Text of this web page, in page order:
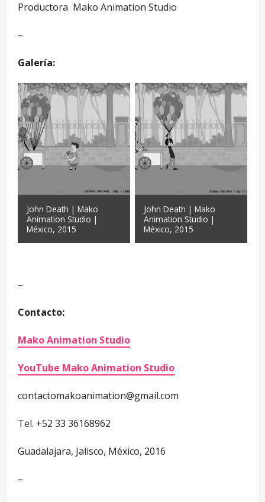
Productora ­ Mako Animation Studio
–
Galería:
John Death | Mako
Animation Studio |
México, 2015
John Death | Mako
Animation Studio |
México, 2015
–
Contacto:
Mako Animation Studio
YouTube Mako Animation Studio
contactomakoanimation@gmail.com
Tel. +52 33 36168962
Guadalajara, Jalisco, México, 2016
–